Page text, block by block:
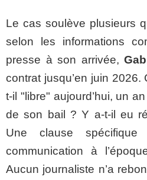
Le cas soulève plusieurs
selon les informations
presse à son arrivée,
contrat jusqu’en juin
t-il "libre" aujourd’hui, un
de son bail ? Y a-t-il eu
Une clause
communication à
Aucun journaliste n’a